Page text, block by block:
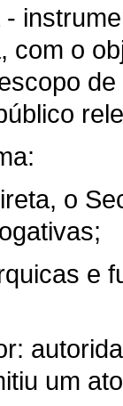
com o
o
e
um